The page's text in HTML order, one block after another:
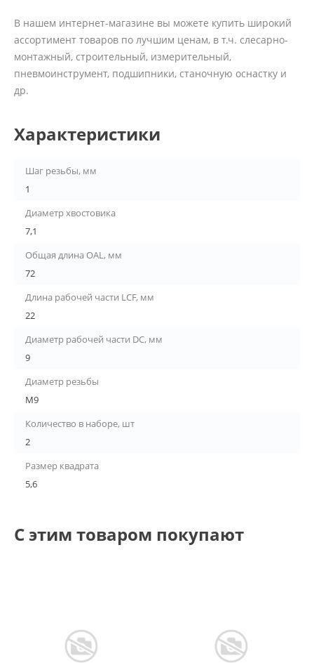
В нашем интернет-магазине вы можете купить широкий
ассортимент товаров по лучшим ценам, в т.ч. слесарно-
монтажный, строительный, измерительный,
пневмоинструмент, подшипники, станочную оснастку и
др.
Характеристики
Шаг резьбы, мм
1
Диаметр хвостовика
7,1
Общая длина OAL, мм
72
Длина рабочей части LCF, мм
22
Диаметр рабочей части DC, мм
9
Диаметр резьбы
М9
Количество в наборе, шт
2
Размер квадрата
5,6
С этим товаром покупают